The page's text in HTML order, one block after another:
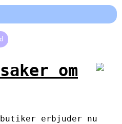
om
erbjuder nu